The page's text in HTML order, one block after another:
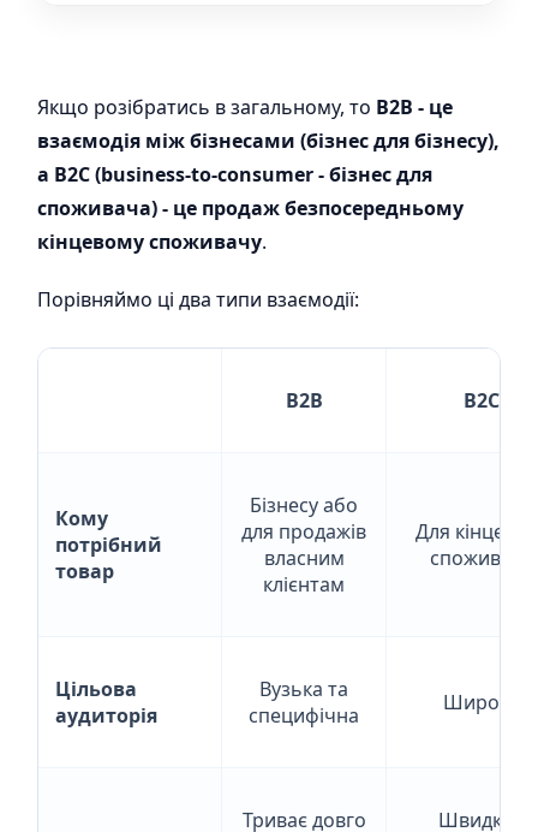
Якщо розібратись в загальному, то B2B - це
взаємодія між бізнесами (бізнес для бізнесу),
а В2С (business-to-consumer - бізнес для
споживача) - це продаж безпосередньому
кінцевому споживачу.
Порівняймо ці два типи взаємодії:
B2B В2С
Кому
потрібний
товар
Бізнесу або
для продажів
власним
клієнтам
Для
споживача
Цільова
аудиторія
Вузька та
специфічна
Широка
Триває довго
Швидкий